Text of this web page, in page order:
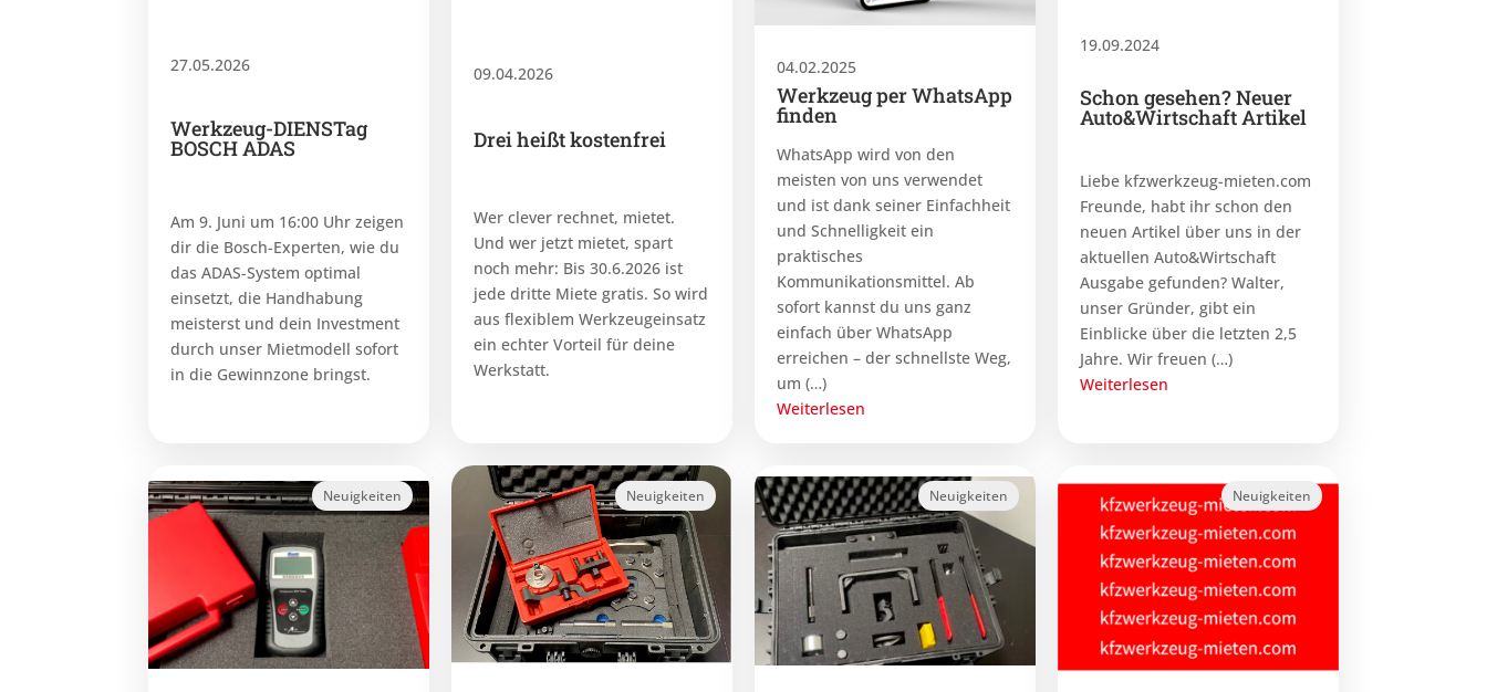
27.05.2026
Werkzeug-DIENSTag
BOSCH ADAS
Am 9. Juni um 16:00 Uhr zeigen
dir die Bosch-Experten, wie du
das ADAS-System optimal
einsetzt, die Handhabung
meisterst und dein Investment
durch unser Mietmodell sofort
in die Gewinnzone bringst.
09.04.2026
Drei heißt kostenfrei
Wer clever rechnet, mietet.
Und wer jetzt mietet, spart
noch mehr: Bis 30.6.2026 ist
jede dritte Miete gratis. So wird
aus flexiblem Werkzeugeinsatz
ein echter Vorteil für deine
Werkstatt.
04.02.2025
Werkzeug per WhatsApp
finden
WhatsApp wird von den
meisten von uns verwendet
und ist dank seiner Einfachheit
und Schnelligkeit ein
praktisches
Kommunikationsmittel. Ab
sofort kannst du uns ganz
einfach über WhatsApp
erreichen – der schnellste Weg,
um (…)
Weiterlesen
19.09.2024
Schon gesehen? Neuer
Auto&Wirtschaft Artikel
Liebe kfzwerkzeug-mieten.com
Freunde, habt ihr schon den
neuen Artikel über uns in der
aktuellen Auto&Wirtschaft
Ausgabe gefunden? Walter,
unser Gründer, gibt ein
Einblicke über die letzten 2,5
Jahre. Wir freuen (…)
Weiterlesen
Neuigkeiten Neuigkeiten Neuigkeiten Neuigkeiten